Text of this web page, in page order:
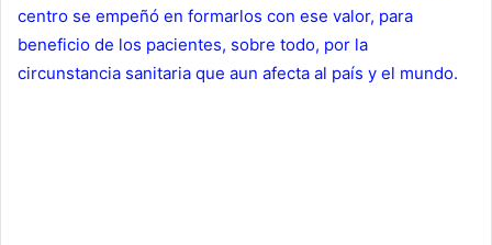
centro se empeñó en formarlos con ese valor, para
beneficio de los pacientes, sobre todo, por la
circunstancia sanitaria que aun afecta al país y el mundo.